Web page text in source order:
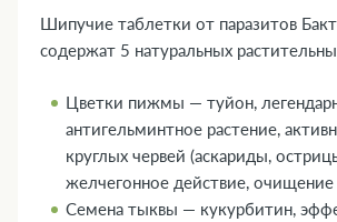
Шипучие таблетки от паразитов
содержат 5 натуральных
Цветки пижмы — туйон,
антигельминтное растение,
круглых червей (аскариды,
желчегонное действие, очищение
Семена тыквы — кукурбитин,